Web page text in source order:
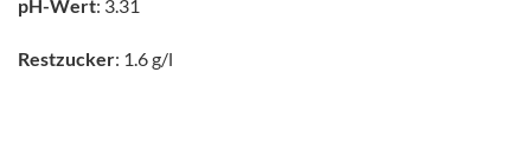
pH-Wert: 3.31
Restzucker: 1.6 g/l